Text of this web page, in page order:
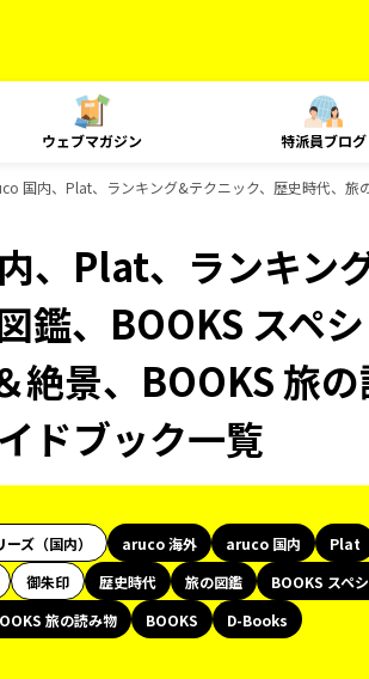
ウェブマガジン 特派員ブログ
国内、Plat、ランキング&テクニック、歴史時代、旅
、Plat、ランキン
鑑、BOOKS スペ
絶景、BOOKS 旅
ドブック一覧
ズ（国内） aruco 海外 aruco 国内
Plat
御朱印 歴史時代 旅の図鑑
BOOKS スペ
旅の読み物 BOOKS
D-Books